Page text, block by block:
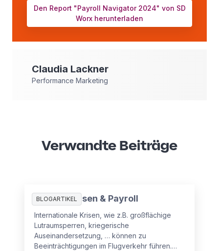
Den Report "Payroll Navigator 2024" von SD
Worx herunterladen
Claudia Lackner
Performance Marketing
Verwandte Beiträge
BLOGARTIKEL
Globale Krisen & Payroll
Internationale Krisen, wie z.B. großflächige
Lutraumsperren, kriegerische
Auseinandersetzung, … können zu
Beeinträchtigungen im Flugverkehr führen.